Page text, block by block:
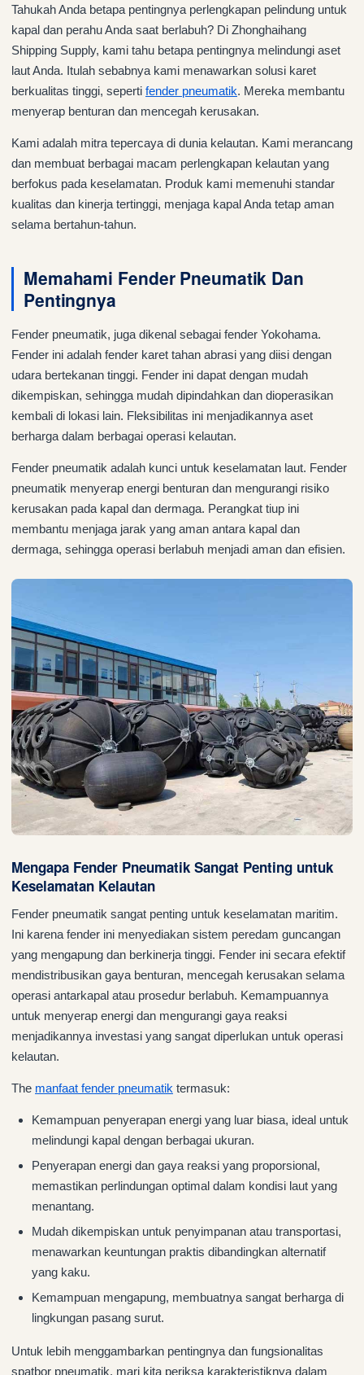
Tahukah Anda betapa pentingnya perlengkapan pelindung untuk
kapal dan perahu Anda saat berlabuh? Di Zhonghaihang
Shipping Supply, kami tahu betapa pentingnya melindungi aset
laut Anda. Itulah sebabnya kami menawarkan solusi karet
berkualitas tinggi, seperti fender pneumatik. Mereka membantu
menyerap benturan dan mencegah kerusakan.
Kami adalah mitra tepercaya di dunia kelautan. Kami merancang
dan membuat berbagai macam perlengkapan kelautan yang
berfokus pada keselamatan. Produk kami memenuhi standar
kualitas dan kinerja tertinggi, menjaga kapal Anda tetap aman
selama bertahun-tahun.
Memahami Fender Pneumatik Dan
Pentingnya
Fender pneumatik, juga dikenal sebagai fender Yokohama.
Fender ini adalah fender karet tahan abrasi yang diisi dengan
udara bertekanan tinggi. Fender ini dapat dengan mudah
dikempiskan, sehingga mudah dipindahkan dan dioperasikan
kembali di lokasi lain. Fleksibilitas ini menjadikannya aset
berharga dalam berbagai operasi kelautan.
Fender pneumatik adalah kunci untuk keselamatan laut. Fender
pneumatik menyerap energi benturan dan mengurangi risiko
kerusakan pada kapal dan dermaga. Perangkat tiup ini
membantu menjaga jarak yang aman antara kapal dan
dermaga, sehingga operasi berlabuh menjadi aman dan efisien.
Mengapa Fender Pneumatik Sangat Penting untuk
Keselamatan Kelautan
Fender pneumatik sangat penting untuk keselamatan maritim.
Ini karena fender ini menyediakan sistem peredam guncangan
yang mengapung dan berkinerja tinggi. Fender ini secara efektif
mendistribusikan gaya benturan, mencegah kerusakan selama
operasi antarkapal atau prosedur berlabuh. Kemampuannya
untuk menyerap energi dan mengurangi gaya reaksi
menjadikannya investasi yang sangat diperlukan untuk operasi
kelautan.
The manfaat fender pneumatik termasuk:
Kemampuan penyerapan energi yang luar biasa, ideal untuk
melindungi kapal dengan berbagai ukuran.
Penyerapan energi dan gaya reaksi yang proporsional,
memastikan perlindungan optimal dalam kondisi laut yang
menantang.
Mudah dikempiskan untuk penyimpanan atau transportasi,
menawarkan keuntungan praktis dibandingkan alternatif
yang kaku.
Kemampuan mengapung, membuatnya sangat berharga di
lingkungan pasang surut.
Untuk lebih menggambarkan pentingnya dan fungsionalitas
spatbor pneumatik, mari kita periksa karakteristiknya dalam